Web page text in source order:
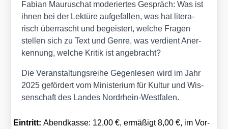
Fabi­an Mau­ru­schat mode­rier­tes Gespräch: Was ist
ihnen bei der Lek­tü­re auf­ge­fal­len, was hat lite­ra­
risch über­rascht und begeis­tert, wel­che Fra­gen
stel­len sich zu Text und Gen­re, was ver­dient Aner­
ken­nung, wel­che Kri­tik ist ange­bracht?
Die Ver­an­stal­tungs­rei­he Gegen­le­sen wird im Jahr
2025 geför­dert vom Minis­te­ri­um für Kul­tur und Wis­
sen­schaft des Lan­des Nord­rhein-West­fa­len.
Ein­tritt:Abend­kas­se: 12,00 €, ermä­ßigt 8,00 €, im Vor­